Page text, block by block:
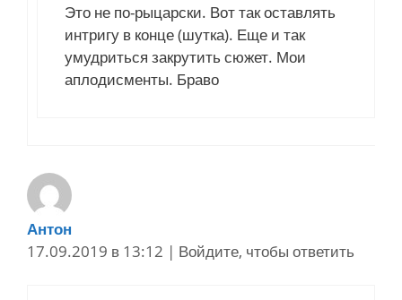
Это не по-рыцарски. Вот так оставлять
интригу в конце (шутка). Еще и так
умудриться закрутить сюжет. Мои
аплодисменты. Браво
Антон
17.09.2019 в 13:12 | Войдите, чтобы ответить